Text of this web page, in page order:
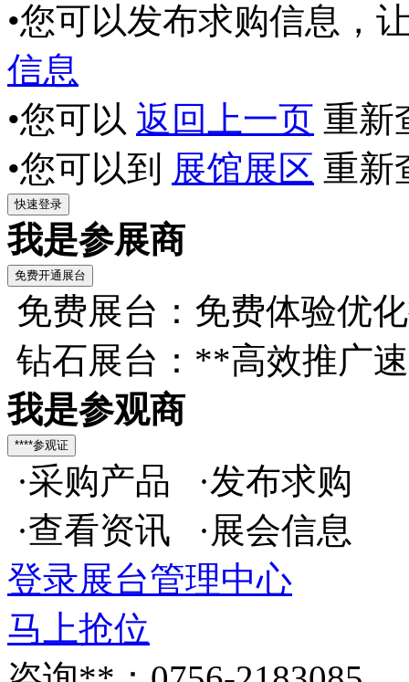
•您可以发布求购信息，
信息
•您可以 返回上一页 重新
•您可以到 展馆展区 重新
我是参展商
免费展台：免费体验优
钻石展台：**高效推广
我是参观商
·采购产品 ·发布求购
·查看资讯 ·展会信息
登录展台管理中心
马上抢位